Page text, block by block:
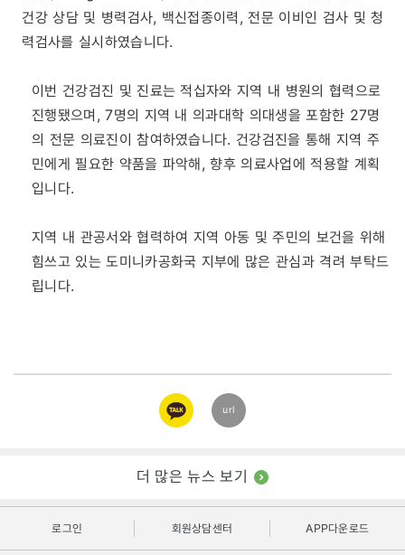
건강 상담 및 병력검사, 백신접종이력, 전문 이비인 검사 및 청
력검사를 실시하였습니다.
이번 건강검진 및 진료는 적십자와 지역 내 병원의 협력으로
진행됐으며, 7명의 지역 내 의과대학 의대생을 포함한 27명
의 전문 의료진이 참여하였습니다. 건강검진을 통해 지역 주
민에게 필요한 약품을 파악해, 향후 의료사업에 적용할 계획
입니다.
지역 내 관공서와 협력하여 지역 아동 및 주민의 보건을 위해
힘쓰고 있는 도미니카공화국 지부에 많은 관심과 격려 부탁드
립니다.
카카오
링크
url
더 많은 뉴스 보기
로그인 회원상담센터 APP다운로드